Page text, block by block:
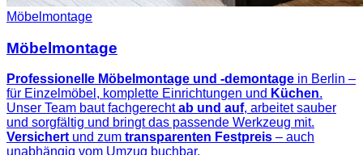
Möbelmontage
Möbelmontage
Professionelle Möbelmontage und -demontage in Berlin –
für Einzelmöbel, komplette Einrichtungen und Küchen.
Unser Team baut fachgerechtab und auf, arbeitet sauber
und sorgfältig und bringt das passende Werkzeug mit.
Versichert und zum transparenten Festpreis – auch
unabhängig vom Umzug buchbar.